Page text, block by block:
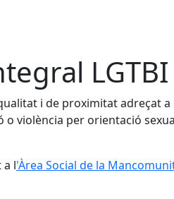
i de proximitat adreçat
violència per orientació
a l'Àrea Social de la